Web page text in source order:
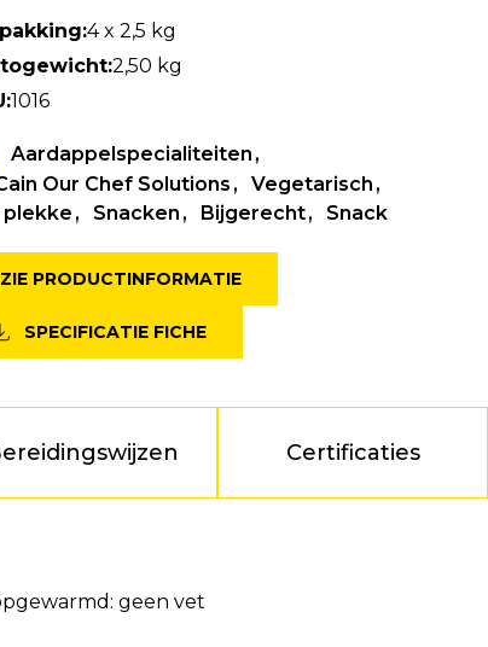
4 x 2,5 kg
2,50 kg
1016
Aardappelspecialiteiten
Our Chef Solutions
Vegetarisch
plekke
Snacken Bijgerecht Snack
ZIE PRODUCTINFORMATIE
SPECIFICATIE FICHE
Certificaties
geen vet